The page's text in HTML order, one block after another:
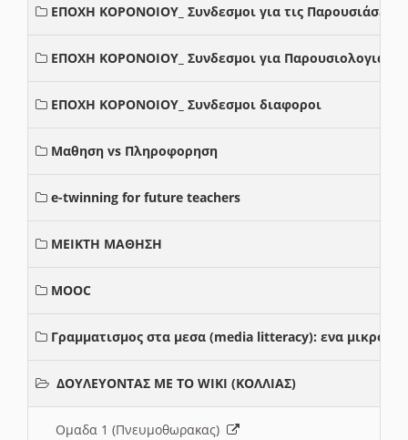
ΕΠΟΧΗ ΚΟΡΟΝΟΙΟΥ_ Συνδεσμοι για τις Παρουσιάσεις
ΕΠΟΧΗ ΚΟΡΟΝΟΙΟΥ_ Συνδεσμοι για Παρουσιολογια
ΕΠΟΧΗ ΚΟΡΟΝΟΙΟΥ_ Συνδεσμοι διαφοροι
Μαθηση vs Πληροφορηση
e-twinning for future teachers
ΜΕΙΚΤΗ ΜΑΘΗΣΗ
MOOC
Γραμματισμος στα μεσα (media litteracy): ενα μικρο
ΔΟΥΛΕΥΟΝΤΑΣ ΜΕ ΤΟ WIKI (ΚΟΛΛΙΑΣ)
Ομαδα 1 (Πνευμοθωρακας)